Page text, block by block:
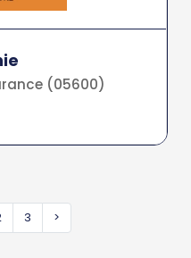
(05600)
3 >